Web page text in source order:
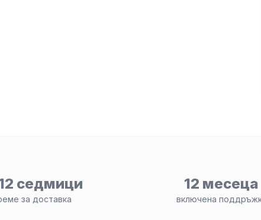
седмици
за доставка
12 месеца
включена